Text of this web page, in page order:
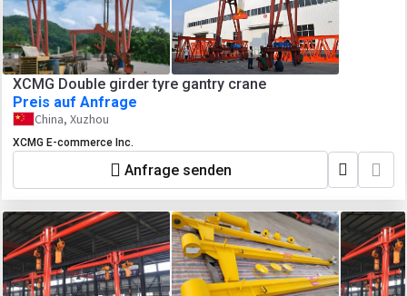
XCMG Double girder tyre gantry crane
Preis auf Anfrage
China, Xuzhou
XCMG E-commerce Inc.
Anfrage senden